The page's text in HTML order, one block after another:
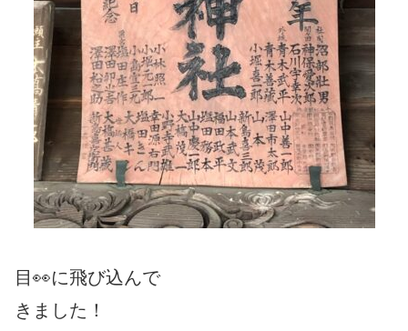
目👀に飛び込んで
きました！